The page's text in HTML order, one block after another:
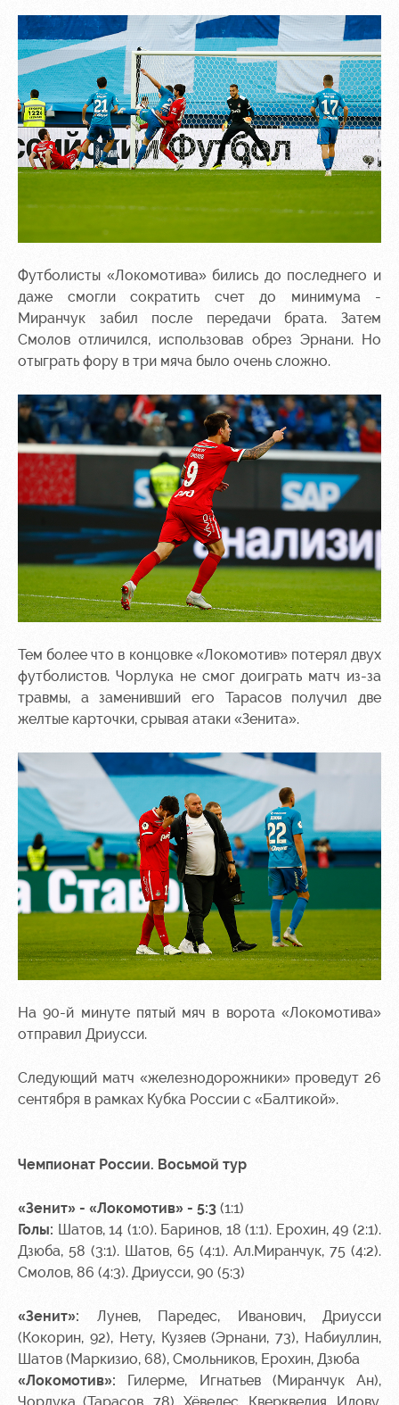
Футболисты «Локомотива» бились до последнего и
даже смогли сократить счет до минимума -
Миранчук забил после передачи брата. Затем
Смолов отличился, использовав обрез Эрнани. Но
отыграть фору в три мяча было очень сложно.
Тем более что в концовке «Локомотив» потерял двух
футболистов. Чорлука не смог доиграть матч из-за
травмы, а заменивший его Тарасов получил две
желтые карточки, срывая атаки «Зенита».
На 90-й минуте пятый мяч в ворота «Локомотива»
отправил Дриусси.
Следующий матч «железнодорожники» проведут 26
сентября в рамках Кубка России с «Балтикой».
Чемпионат России. Восьмой тур
«Зенит» - «Локомотив» - 5:3 (1:1)
Голы: Шатов, 14 (1:0). Баринов, 18 (1:1). Ерохин, 49 (2:1).
Дзюба, 58 (3:1). Шатов, 65 (4:1). Ал.Миранчук, 75 (4:2).
Смолов, 86 (4:3). Дриусси, 90 (5:3)
«Зенит»: Лунев, Паредес, Иванович, Дриусси
(Кокорин, 92), Нету, Кузяев (Эрнани, 73), Набиуллин,
Шатов (Маркизио, 68), Смольников, Ерохин, Дзюба
«Локомотив»: Гилерме, Игнатьев (Миранчук Ан),